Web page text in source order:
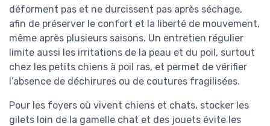
déforment pas et ne durcissent pas après séchage,
afin de préserver le confort et la liberté de mouvement,
même après plusieurs saisons. Un entretien régulier
limite aussi les irritations de la peau et du poil, surtout
chez les petits chiens à poil ras, et permet de vérifier
l’absence de déchirures ou de coutures fragilisées.
Pour les foyers où vivent chiens et chats, stocker les
gilets loin de la gamelle chat et des jouets évite les